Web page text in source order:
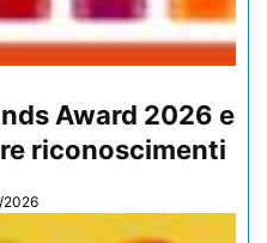
Award 2026 e
riconoscimenti
2026